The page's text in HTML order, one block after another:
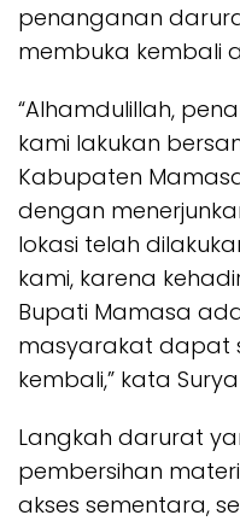
penanganan
membuka kembali
“Alhamdulillah,
kami lakukan
Kabupaten
dengan
lokasi telah
kami, karena
Bupati Mamasa
masyarakat dapat
kembali,” kata
Langkah darurat
pembersihan
akses sementara,